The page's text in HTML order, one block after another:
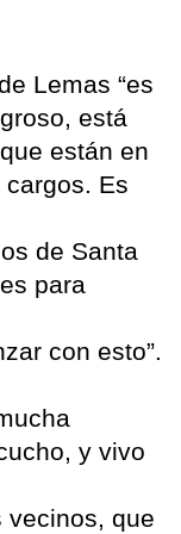
Lemas “es
está
están en
Es
de Santa
para
con esto”.
y vivo
vecinos, que